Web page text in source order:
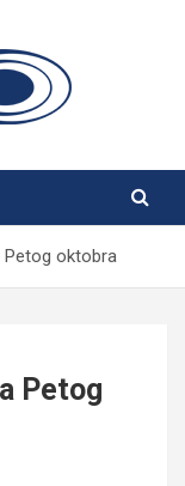
Petog oktobra
Petog